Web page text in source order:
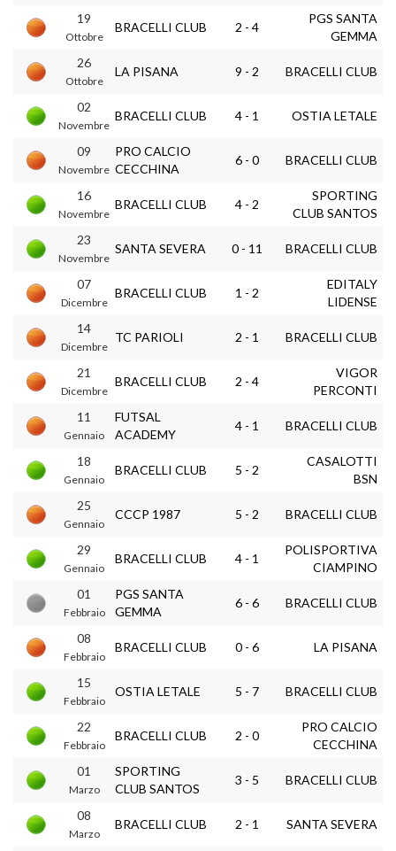
19
Ottobre
BRACELLI CLUB 2 - 4
PGS SANTA
GEMMA
26
Ottobre
LA PISANA 9 - 2 BRACELLI CLUB
02
Novembre
BRACELLI CLUB 4 - 1 OSTIA LETALE
09
Novembre
PRO CALCIO
CECCHINA
6 - 0 BRACELLI CLUB
16
Novembre
BRACELLI CLUB 4 - 2
SPORTING
CLUB SANTOS
23
Novembre
SANTA SEVERA 0 - 11 BRACELLI CLUB
07
Dicembre
BRACELLI CLUB 1 - 2
EDITALY
LIDENSE
14
Dicembre
TC PARIOLI 2 - 1 BRACELLI CLUB
21
Dicembre
BRACELLI CLUB 2 - 4
VIGOR
PERCONTI
11
Gennaio
FUTSAL
ACADEMY
4 - 1 BRACELLI CLUB
18
Gennaio
BRACELLI CLUB 5 - 2
CASALOTTI
BSN
25
Gennaio
CCCP 1987 5 - 2 BRACELLI CLUB
29
Gennaio
BRACELLI CLUB 4 - 1
POLISPORTIVA
CIAMPINO
01
Febbraio
PGS SANTA
GEMMA
6 - 6 BRACELLI CLUB
08
Febbraio
BRACELLI CLUB 0 - 6 LA PISANA
15
Febbraio
OSTIA LETALE 5 - 7 BRACELLI CLUB
22
Febbraio
BRACELLI CLUB 2 - 0
PRO CALCIO
CECCHINA
01
Marzo
SPORTING
CLUB SANTOS
3 - 5 BRACELLI CLUB
08
Marzo
BRACELLI CLUB 2 - 1 SANTA SEVERA